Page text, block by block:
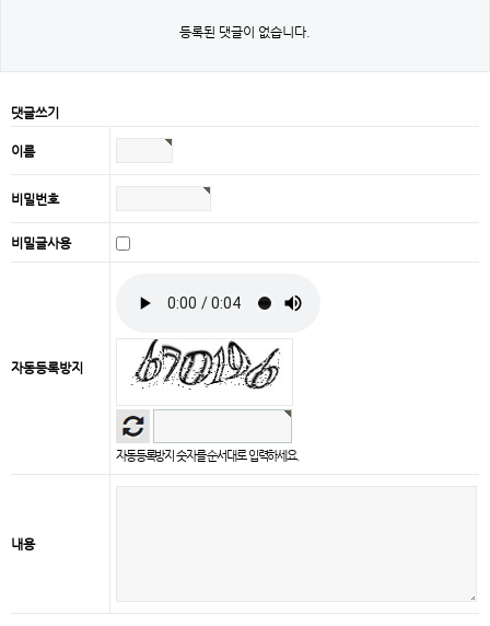
등록된 댓글이 없습니다.
댓글쓰기
이름
비밀번호
비밀글사용
자동등록방지
자동등록방지 숫자를 순서대로 입력하세요.
내용